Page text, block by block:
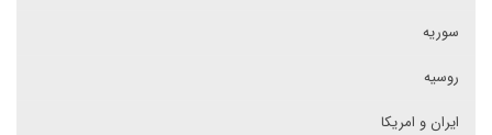
سوریه
روسیه
ایران و امریکا